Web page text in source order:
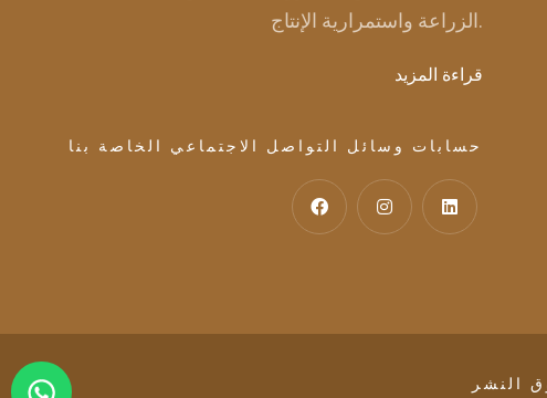
الزراعة واستمرارية الإنتاج.
قراءة المزيد
حسابات وسائل التواصل الاجتماعي الخاصة بنا